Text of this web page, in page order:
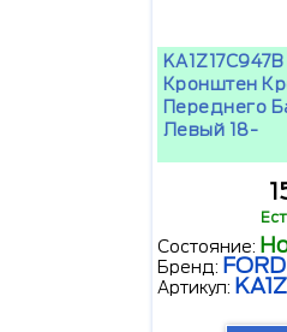
KA1Z17C947B
Кронштен
Переднего
Левый 18-
Состояние:
Бренд: FORD
Артикул: